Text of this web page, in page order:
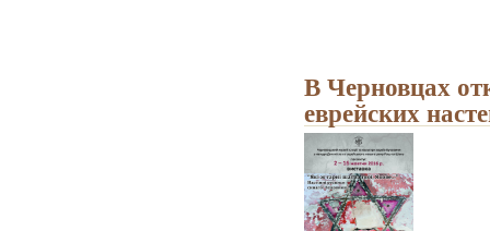
В Черновцах
еврейских